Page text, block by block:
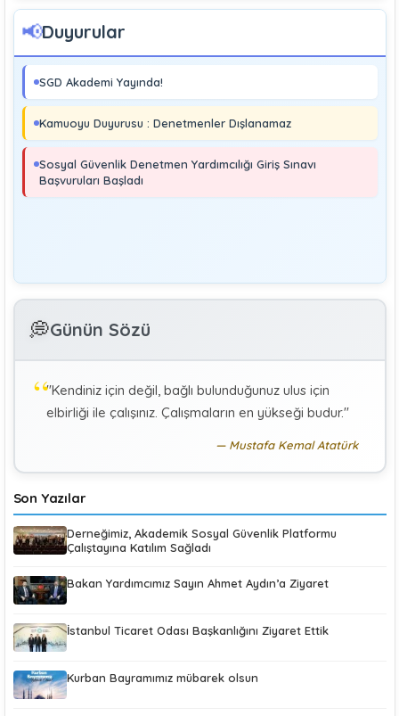
Geliri Düşük Olan Çiftçiye Bağ-Kur Borcu Çıkmaz
Boray UĞRAŞ
Soma ve Ermenek’te Meydana Gelen Kazalar Büyük
Endüstriyel Kaza Sayılmakta Mıdır?
Sosyal Güvenlik Denetmeni
Kayıt Dışı İstihdamla Mücadeleye Farklı Bir Yaklaşım
G
Özel Sağlık Hizmeti Sunucularında Görev Yapan
K KÜBRA KOÇ
Uluslararası Sosyal Politika Bağlamında İkili Sosyal
📢Duyurular
SGD Akademi Yayında!
Kamuoyu Duyurusu : Denetmenler Dışlanamaz
Sosyal Güvenlik Denetmen Yardımcılığı Giriş Sınavı
Başvuruları Başladı
💭Günün Sözü
"Kendiniz için değil, bağlı bulunduğunuz ulus için
elbirliği ile çalışınız. Çalışmaların en yükseği budur."
Mustafa Kemal Atatürk
Son Yazılar
Derneğimiz, Akademik Sosyal Güvenlik Platformu
Çalıştayına Katılım Sağladı
Bakan Yardımcımız Sayın Ahmet Aydın’a Ziyaret
İstanbul Ticaret Odası Başkanlığını Ziyaret Ettik
Kurban Bayramımız mübarek olsun